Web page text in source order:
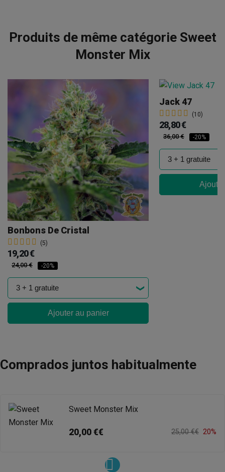
Produits de même catégorie Sweet
Monster Mix
Bonbons De Cristal
(5)
19,20 €
24,00 € -20%
Ajouter au panier
Jack 47
(10)
28,80 €
36,00 € -20%
Comprados juntos habitualmente
Sweet Monster Mix
20,00 €€ 25,00 €€ 20%